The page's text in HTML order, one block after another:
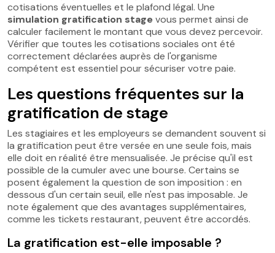
cotisations éventuelles et le plafond légal. Une
simulation gratification stagevous permet ainsi de
calculer facilement le montant que vous devez percevoir.
Vérifier que toutes les cotisations sociales ont été
correctement déclarées auprès de l'organisme
compétent est essentiel pour sécuriser votre paie.
Les questions fréquentes sur la
gratification de stage
Les stagiaires et les employeurs se demandent souvent si
la gratification peut être versée en une seule fois, mais
elle doit en réalité être mensualisée. Je précise qu'il est
possible de la cumuler avec une bourse. Certains se
posent également la question de son imposition : en
dessous d'un certain seuil, elle n'est pas imposable. Je
note également que des avantages supplémentaires,
comme les tickets restaurant, peuvent être accordés.
La gratification est-elle imposable ?